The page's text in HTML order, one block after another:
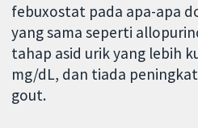
febuxostat pada apa-apa
yang sama seperti
tahap asid urik yang lebih
mg/dL, dan tiada
gout.